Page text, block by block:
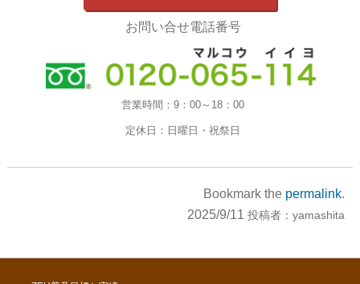
お問い合せ電話番号
営業時間：9：00～18：00
定休日： 日曜日・祝祭日
Bookmark the permalink.
2025/9/11 投稿者：yamashita